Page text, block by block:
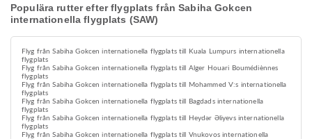
Populära rutter efter flygplats från Sabiha Gokcen
internationella flygplats (SAW)
Flyg från Sabiha Gokcen internationella flygplats till Kuala Lumpurs internationella
flygplats
Flyg från Sabiha Gokcen internationella flygplats till Alger Houari Boumédiènnes
flygplats
Flyg från Sabiha Gokcen internationella flygplats till Mohammed V:s internationella
flygplats
Flyg från Sabiha Gokcen internationella flygplats till Bagdads internationella
flygplats
Flyg från Sabiha Gokcen internationella flygplats till Heydər Əliyevs internationella
flygplats
Flyg från Sabiha Gokcen internationella flygplats till Vnukovos internationella